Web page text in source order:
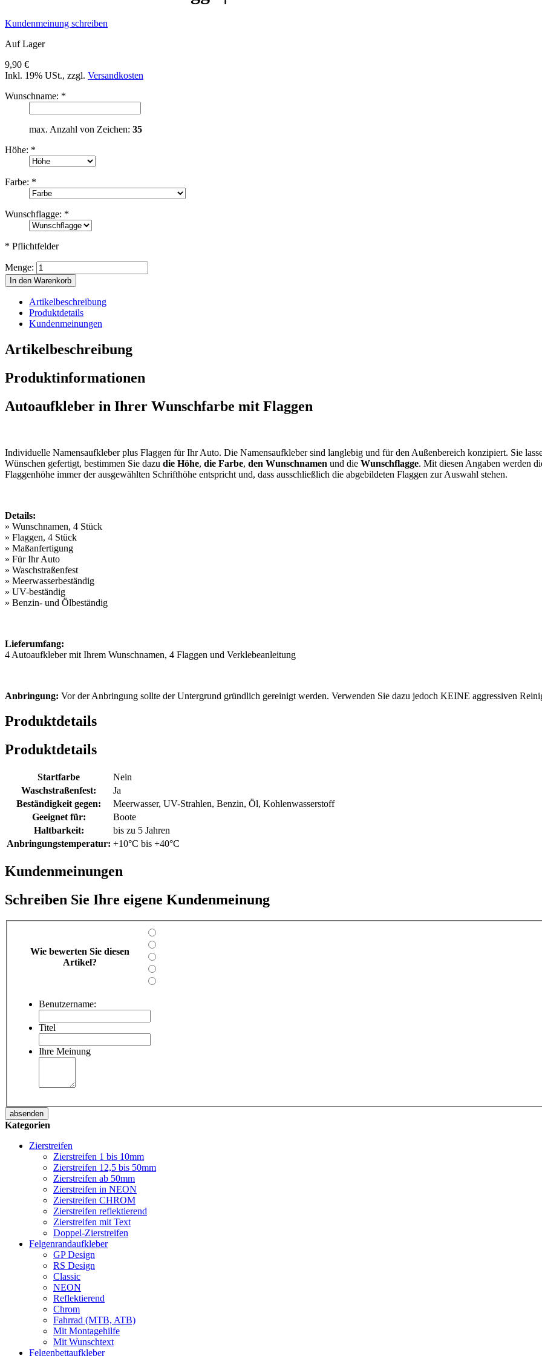
Kundenmeinung schreiben
Auf Lager
9,90 €
Inkl. 19% USt., zzgl. Versandkosten
Wunschname: *
max. Anzahl von Zeichen: 35
Höhe: *
Farbe: *
Wunschflagge: *
* Pflichtfelder
Menge:
In den Warenkorb
Artikelbeschreibung
Produktdetails
Kundenmeinungen
Artikelbeschreibung
Produktinformationen
Autoaufkleber in Ihrer Wunschfarbe mit Flaggen
Individuelle Namensaufkleber plus Flaggen für Ihr Auto. Die Namensaufkleber sind langlebig und für den Außenbereich konzipiert. Sie
Wünschen gefertigt, bestimmen Sie dazu die Höhe, die Farbe, den Wunschnamen und die Wunschflagge. Mit diesen Angaben werden
Flaggenhöhe immer der ausgewählten Schrifthöhe entspricht und, dass ausschließlich die abgebildeten Flaggen zur Auswahl stehen.
Details:
» Wunschnamen, 4 Stück
» Flaggen, 4 Stück
» Maßanfertigung
» Für Ihr Auto
» Waschstraßenfest
» Meerwasserbeständig
» UV-beständig
» Benzin- und Ölbeständig
Lieferumfang:
4 Autoaufkleber mit Ihrem Wunschnamen, 4 Flaggen und Verklebeanleitung
Anbringung: Vor der Anbringung sollte der Untergrund gründlich gereinigt werden. Verwenden Sie dazu jedoch KEINE aggressiven
Produktdetails
Produktdetails
Startfarbe
Nein
Waschstraßenfest:
Ja
Beständigkeit gegen:
Meerwasser, UV-Strahlen, Benzin, Öl, Kohlenwasserstoff
Geeignet für:
Boote
Haltbarkeit:
bis zu 5 Jahren
Anbringungstemperatur: +10°C bis +40°C
Kundenmeinungen
Schreiben Sie Ihre eigene Kundenmeinung
Wie bewerten Sie diesen
Artikel?
Benutzername:
Titel
Ihre Meinung
absenden
Kategorien
Zierstreifen
Zierstreifen 1 bis 10mm
Zierstreifen 12,5 bis 50mm
Zierstreifen ab 50mm
Zierstreifen in NEON
Zierstreifen CHROM
Zierstreifen reflektierend
Zierstreifen mit Text
Doppel-Zierstreifen
Felgenrandaufkleber
GP Design
RS Design
Classic
NEON
Reflektierend
Chrom
Fahrrad (MTB, ATB)
Mit Montagehilfe
Mit Wunschtext
Felgenbettaufkleber